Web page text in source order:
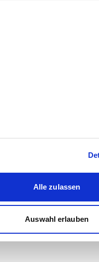
Alle zulassen
Auswahl erlauben